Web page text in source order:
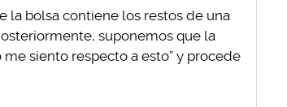
la bolsa contiene los restos de una
suponemos que la
siento respecto a esto” y procede